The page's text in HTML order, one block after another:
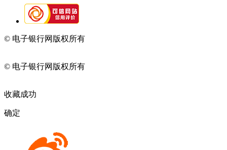
© 电子银行网版权所有
© 电子银行网版权所有
收藏成功
确定